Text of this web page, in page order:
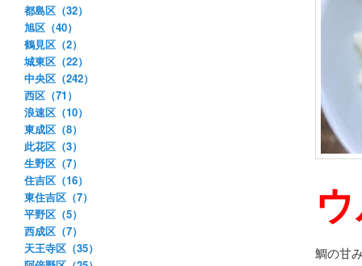
鯛の甘
都島区（32）
旭区（40）
鶴見区（2）
城東区（22）
中央区（242）
西区（71）
浪速区（10）
東成区（8）
此花区（3）
生野区（7）
住吉区（16）
東住吉区（7）
平野区（5）
西成区（7）
天王寺区（35）